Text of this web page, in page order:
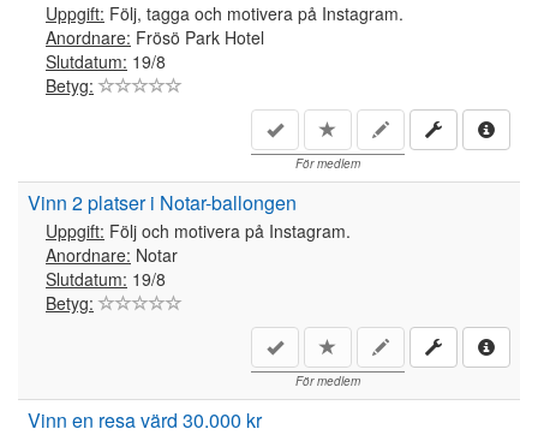
Uppgift: Följ, tagga och motivera på Instagram.
Anordnare: Frösö Park Hotel
Slutdatum: 19/8
Betyg:
För medlem
Vinn 2 platser i Notar-ballongen
Uppgift: Följ och motivera på Instagram.
Anordnare: Notar
Slutdatum: 19/8
Betyg:
För medlem
Vinn en resa värd 30.000 kr